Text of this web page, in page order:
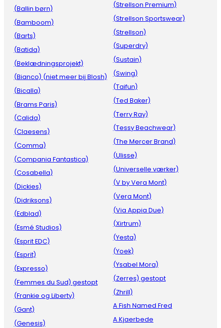
(Ballin børn)
(Bamboom)
(Barts)
(Batida)
(Beklædningsprojekt)
(Bianco) (niet meer bij Blosh)
(Bicalla)
(Brams Paris)
(Calida)
(Claesens)
(Comma)
(Compania Fantastica)
(Cosabella)
(Dickies)
(Didriksons)
(Edblad)
(Esmé Studios)
(Esprit EDC)
(Esprit)
(Expresso)
(Femmes du Sud) gestopt
(Frankie og Liberty)
(Gant)
(Genesis)
(Strellson Premium)
(Strellson Sportswear)
(Strellson)
(Superdry)
(Sustain)
(Swing)
(Taifun)
(Ted Baker)
(Terry Ray)
(Tessy Beachwear)
(The Mercer Brand)
(Ulisse)
(Universelle værker)
(V by Vera Mont)
(Vera Mont)
(Via Appia Due)
(Xirtrum)
(Yesta)
(Yoek)
(Ysabel Mora)
(Zerres) gestopt
(Zhrill)
A Fish Named Fred
A.Kjaerbede